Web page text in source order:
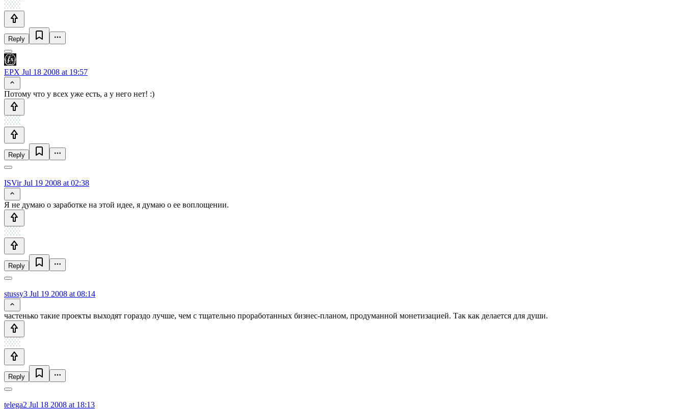
Reply
EPX Jul 18 2008 at 19:57
Потому что у всех уже есть, а у него нет! :)
Reply
ISVirJul 19 2008 at 02:38
Я не думаю о заработке на этой идее, я думаю о ее воплощении.
Reply
stussy3 Jul 19 2008 at 08:14
частенько такие проекты выходят гораздо лучше, чем с тщательно проработанных бизнес-планом, продуманной монетизацией. Так как делается для души.
Reply
telega2 Jul 18 2008 at 18:13